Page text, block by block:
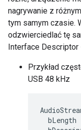
nagrywanie z
tym samym czasie.
odzwierciedlać tę
Interface Descriptor
Przykład
USB 48 kHz
bLength